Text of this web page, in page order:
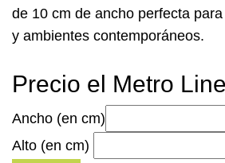
de 10 cm de ancho perfecta
y ambientes contemporáneos.
Precio el Metro
Ancho (en cm)
Alto (en cm)